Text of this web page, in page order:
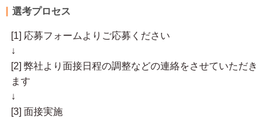
選考プロセス
[1] 応募フォームよりご応募ください
↓
[2] 弊社より面接日程の調整などの連絡をさせていただき
ます
↓
[3] 面接実施